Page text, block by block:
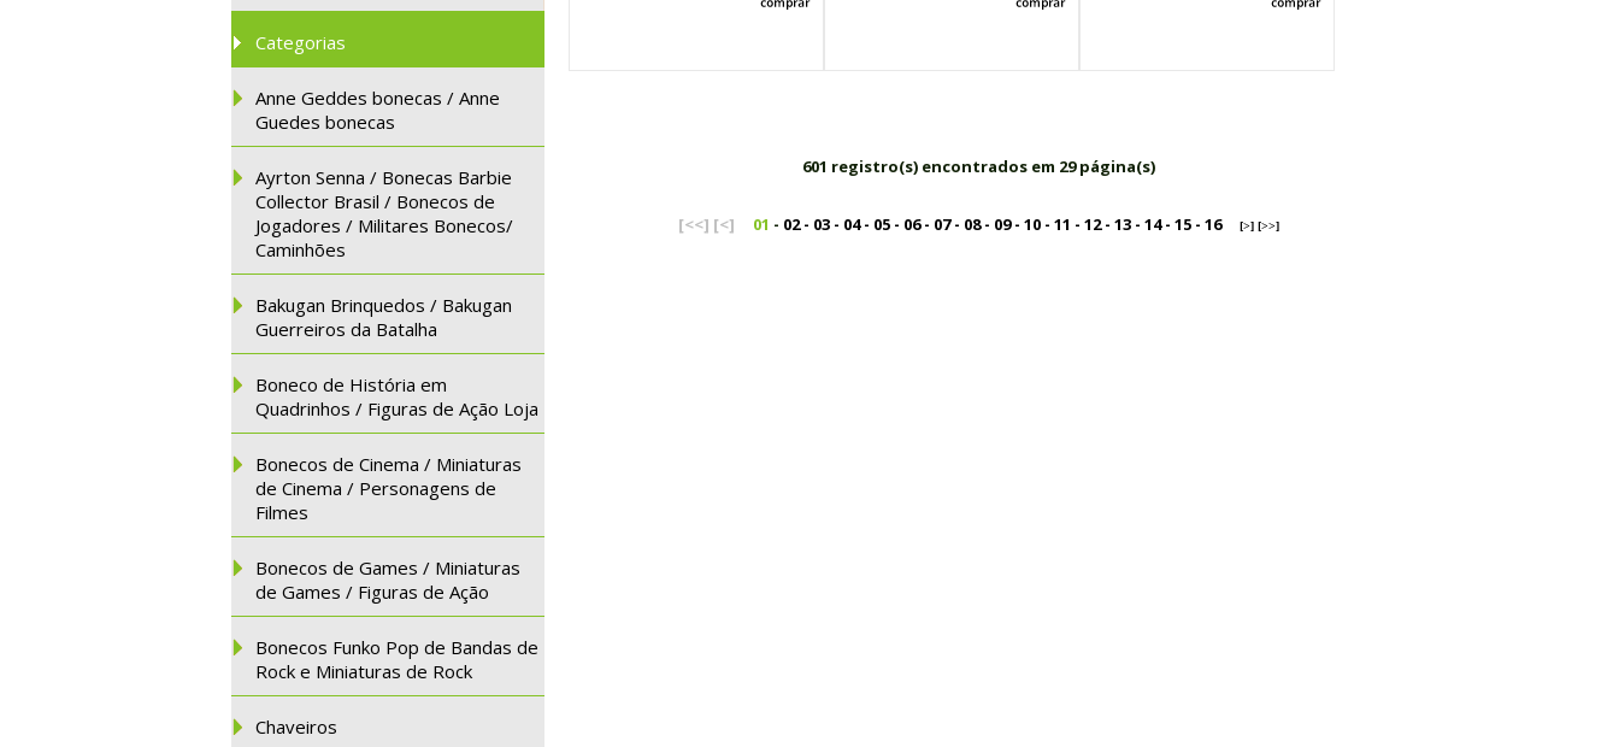
Categorias
Anne Geddes bonecas / Anne
Guedes bonecas
Ayrton Senna / Bonecas Barbie
Collector Brasil / Bonecos de
Jogadores / Militares Bonecos/
Caminhões
Bakugan Brinquedos / Bakugan
Guerreiros da Batalha
Boneco de História em
Quadrinhos / Figuras de Ação Loja
Bonecos de Cinema / Miniaturas
de Cinema / Personagens de
Filmes
Bonecos de Games / Miniaturas
de Games / Figuras de Ação
Bonecos Funko Pop de Bandas de
Rock e Miniaturas de Rock
Chaveiros
601 registro(s) encontrados em 29 página(s)
[<<] [<] 01 - 02 - 03 - 04 - 05 - 06 - 07 - 08 - 09 - 10 - 11 - 12 - 13 - 14 - 15 - 16 [>] [>>]